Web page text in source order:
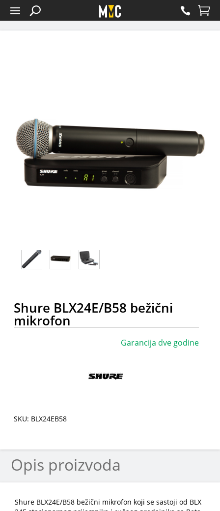
Shure BLX24E/B58 bežični
mikrofon
Garancija dve godine
SKU: BLX24EB58
Opis proizvoda
Shure BLX24E/B58 bežični mikrofon koji se sastoji od BLX